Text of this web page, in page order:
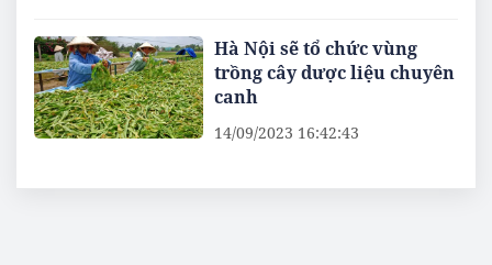
Hà Nội sẽ tổ chức vùng
trồng cây dược liệu chuyên
canh
14/09/2023 16:42:43